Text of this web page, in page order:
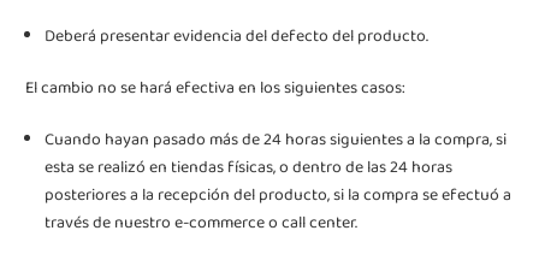
Deberá presentar evidencia del defecto del producto.
El cambio no se hará efectiva en los siguientes casos:
Cuando hayan pasado más de 24 horas siguientes a la compra, si
esta se realizó en tiendas físicas, o dentro de las 24 horas
posteriores a la recepción del producto, si la compra se efectuó a
través de nuestro e-commerce o call center.